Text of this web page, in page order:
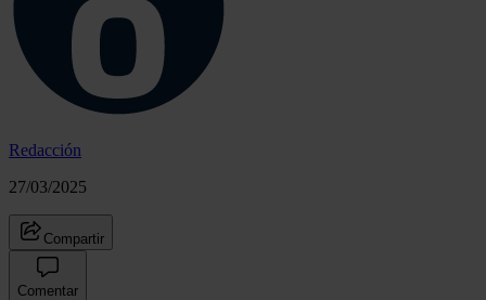
Redacción
27/03/2025
Compartir
Comentar